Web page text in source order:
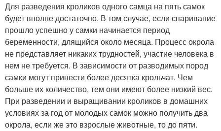
Для разведения кроликов одного самца на пять самок
будет вполне достаточно. В том случае, если спаривание
прошло успешно у самки начинается период
беременности, длящийся около месяца. Процесс окрола
не представляет никаких трудностей, участие человека в
нем не требуется. В зависимости от разводимых пород
самки могут принести более десятка крольчат. Чем
больше их количество, тем они имеют более низкий вес.
При разведении и выращивании кроликов в домашних
условиях за год от молодых самок можно получить два
окрола, если же это взрослые животные, то до пяти.